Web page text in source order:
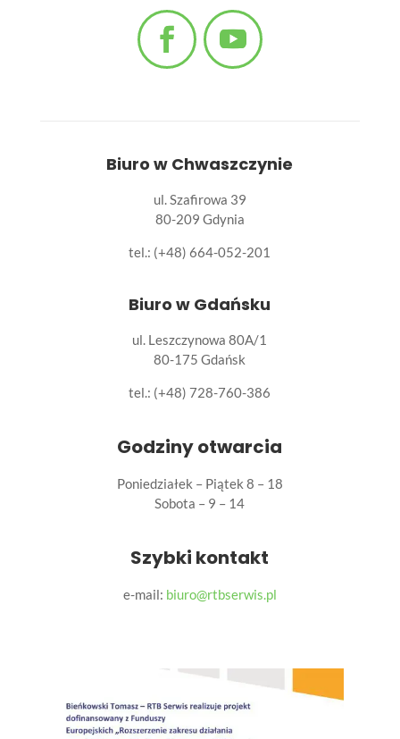
Biuro w Chwaszczynie
ul. Szafirowa 39
80-209 Gdynia
tel.: (+48) 664-052-201
Biuro w Gdańsku
ul. Leszczynowa 80A/1
80-175 Gdańsk
tel.: (+48) 728-760-386
Godziny otwarcia
Poniedziałek – Piątek 8 – 18
Sobota – 9 – 14
Szybki kontakt
e-mail: biuro@rtbserwis.pl